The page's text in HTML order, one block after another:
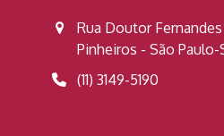
Rua Doutor
Pinheiros - São Paulo-
(11) 3149-5190